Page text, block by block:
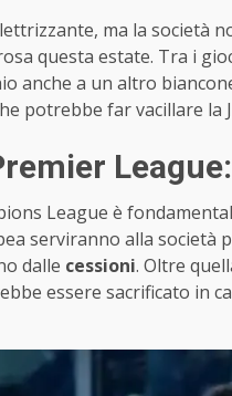
ma la società
questa estate. Tra i
anche a un altro
potrebbe far vacillare la
League è
serviranno alla società
dalle cessioni. Oltre
essere sacrificato in